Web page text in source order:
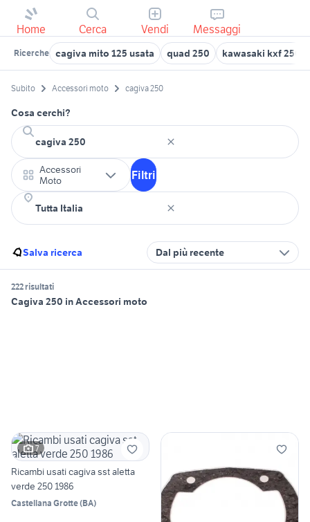
Home Cerca Vendi Messaggi
Ricerche cagiva mito 125 usata quad 250 kawasaki kxf 250
Subito Accessori moto cagiva 250
Cosa cerchi?
Accessori
Moto
Filtri
Salva ricerca Dal più recente
222 risultati
Cagiva 250 in Accessori moto
7
Ricambi usati cagiva sst aletta
verde 250 1986
Castellana Grotte(BA)